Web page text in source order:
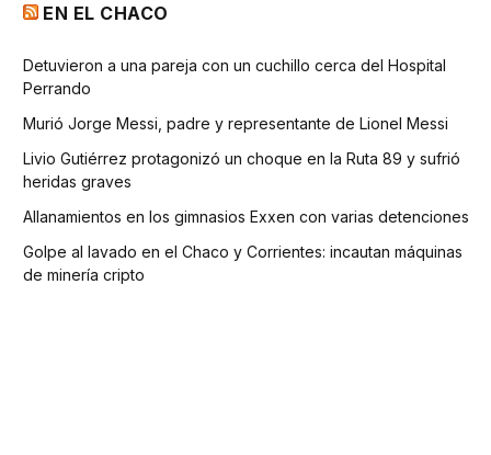
EN EL CHACO
Detuvieron a una pareja con un cuchillo cerca del Hospital
Perrando
Murió Jorge Messi, padre y representante de Lionel Messi
Livio Gutiérrez protagonizó un choque en la Ruta 89 y sufrió
heridas graves
Allanamientos en los gimnasios Exxen con varias detenciones
Golpe al lavado en el Chaco y Corrientes: incautan máquinas
de minería cripto